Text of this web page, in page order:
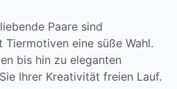
Paare sind
eine süße Wahl.
bis hin zu eleganten
Ihrer Kreativität freien Lauf.